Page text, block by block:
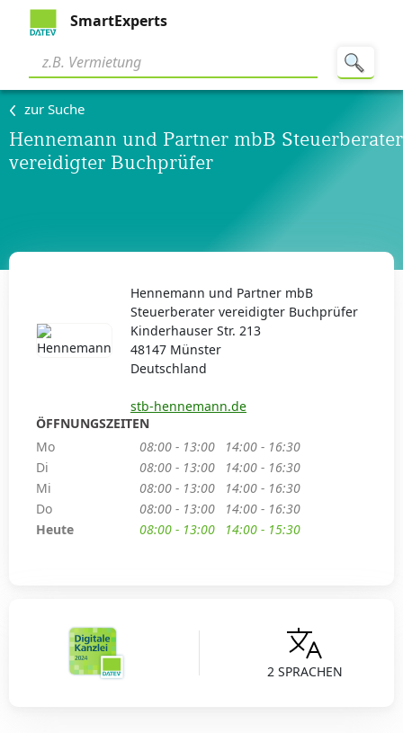
SmartExperts
zur Suche
Hennemann und Partner mbB Steuerberater
vereidigter Buchprüfer
2 SPRACHEN
Hennemann und Partner mbB
Steuerberater vereidigter Buchprüfer
Kinderhauser Str. 213
48147 Münster
Deutschland
stb-hennemann.de
ÖFFNUNGSZEITEN
Mo
08:00 - 13:00
14:00 - 16:30
Di
08:00 - 13:00
14:00 - 16:30
Mi
08:00 - 13:00
14:00 - 16:30
Do
08:00 - 13:00
14:00 - 16:30
Heute
08:00 - 13:00 14:00 - 15:30